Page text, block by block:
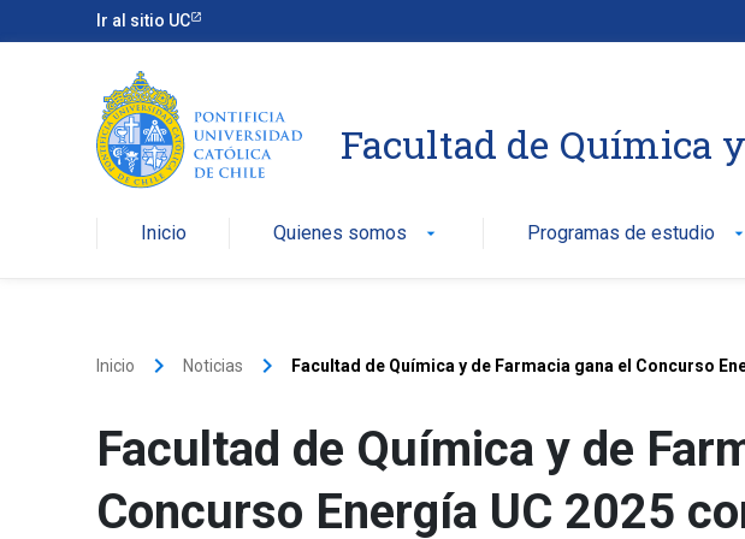
Ir al sitio UC
Facultad de Química
Inicio Quienes somos arrow_drop_down Programas de estudio arrow_drop_down
Inicio keyboard_arrow_right Noticias keyboard_arrow_right Facultad de Química y de Farmacia gana el Concurso
Facultad de Química y de
Concurso Energía UC 2025